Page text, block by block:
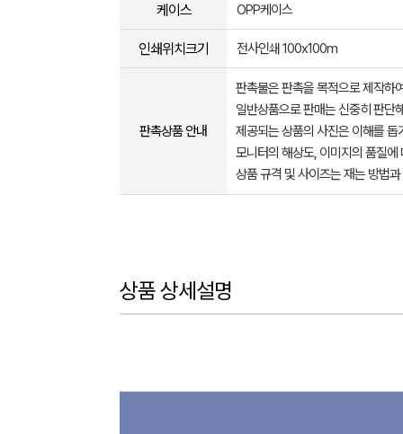
케이스 OPP케이스
인쇄위치크기 전사인쇄 100x100m
판촉상품 안내
판촉물은 판촉을 목적으로 제작하
일반상품으로 판매는 신중히 판단
제공되는 상품의 사진은 이해를
모니터의 해상도, 이미지의 품질
상품 규격 및 사이즈는 재는 방법
상품 상세설명